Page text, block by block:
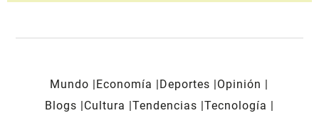
Mundo Economía Deportes
Opinión
Blogs
Cultura Tendencias Tecnología